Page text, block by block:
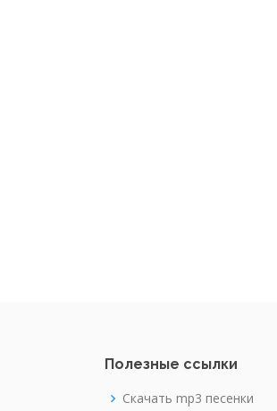
Полезные ссылки
Скачать mp3 песенки